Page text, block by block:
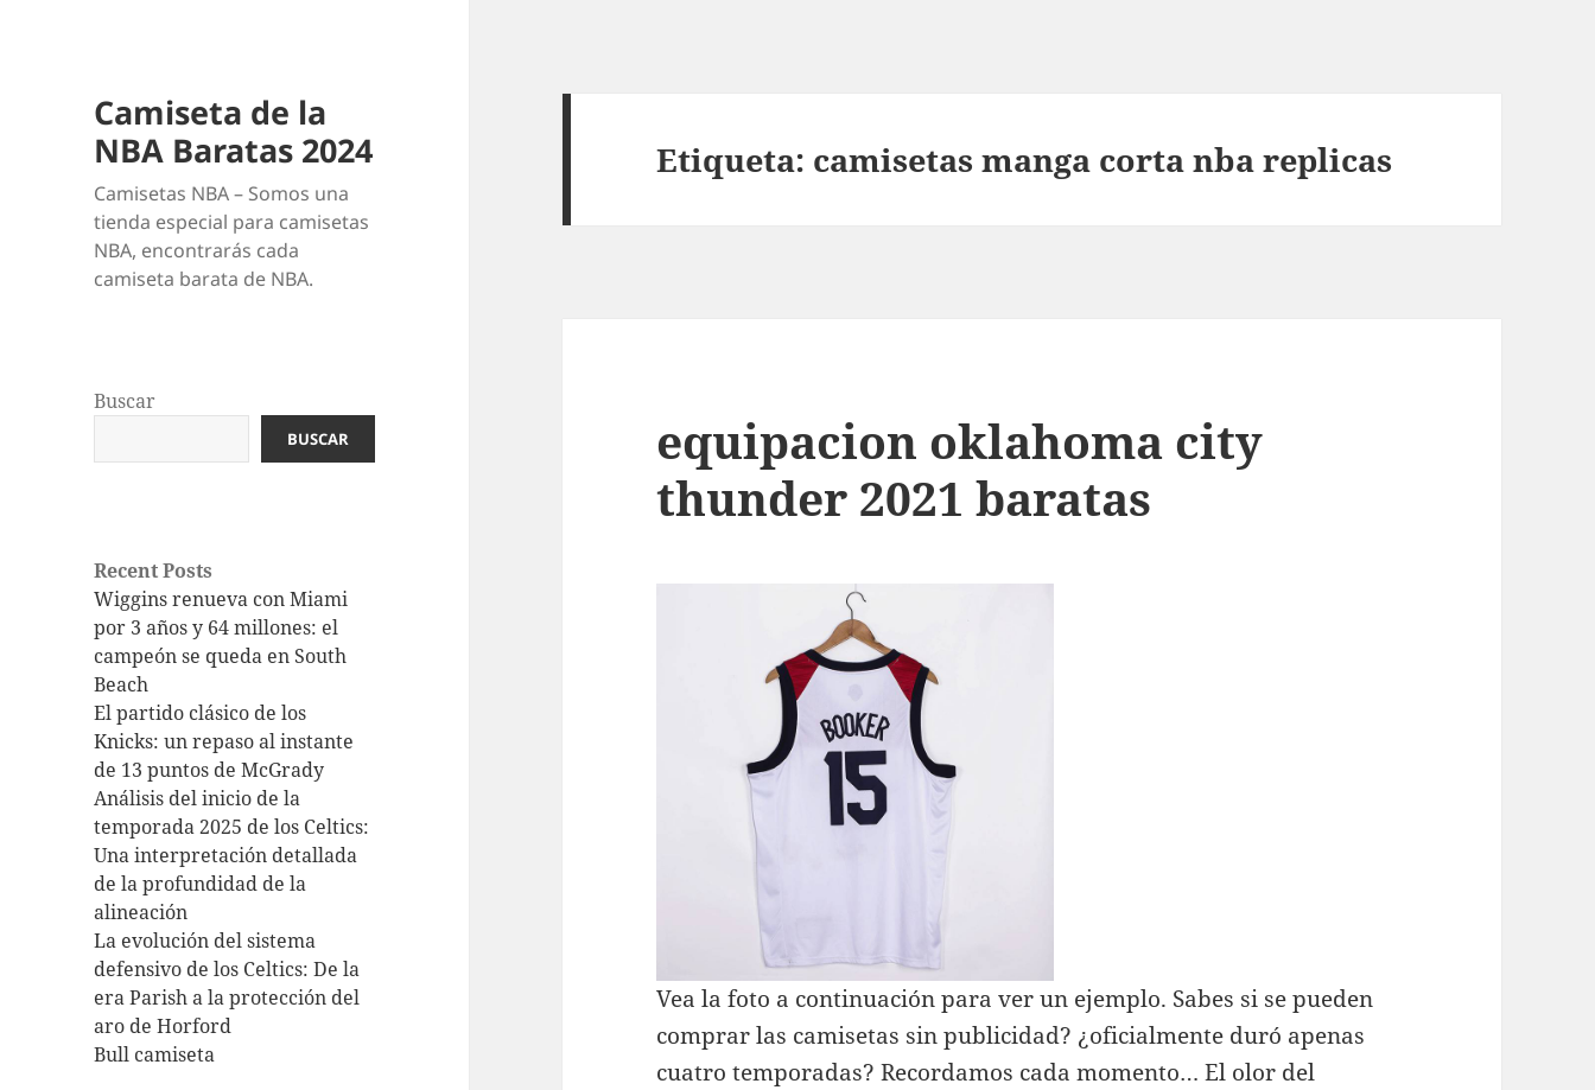
Camiseta de la
NBA Baratas 2024
Camisetas NBA – Somos una
tienda especial para camisetas
NBA, encontrarás cada
camiseta barata de NBA.
Buscar
BUSCAR
Recent Posts
Wiggins renueva con Miami
por 3 años y 64 millones: el
campeón se queda en South
Beach
El partido clásico de los
Knicks: un repaso al instante
de 13 puntos de McGrady
Análisis del inicio de la
temporada 2025 de los Celtics:
Una interpretación detallada
de la profundidad de la
alineación
La evolución del sistema
defensivo de los Celtics: De la
era Parish a la protección del
aro de Horford
Bull camiseta
Etiqueta: camisetas manga corta nba replicas
equipacion oklahoma city
thunder 2021 baratas
Vea la foto a continuación para ver un ejemplo. Sabes si se pueden
comprar las camisetas sin publicidad? ¿oficialmente duró apenas
cuatro temporadas? Recordamos cada momento… El olor del